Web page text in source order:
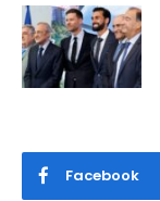
Facebook